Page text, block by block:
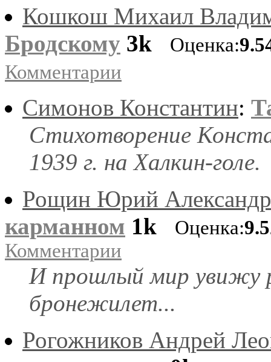
Кошкош Михаил
Бродскому 3k Оценка:
Комментарии
Симонов Константин:
Стихотворение
1939 г. на Халкин-голе.
Рощин Юрий
карманном 1k Оценка:
Комментарии
И прошлый мир увижу
бронежилет...
Рогожников Андрей